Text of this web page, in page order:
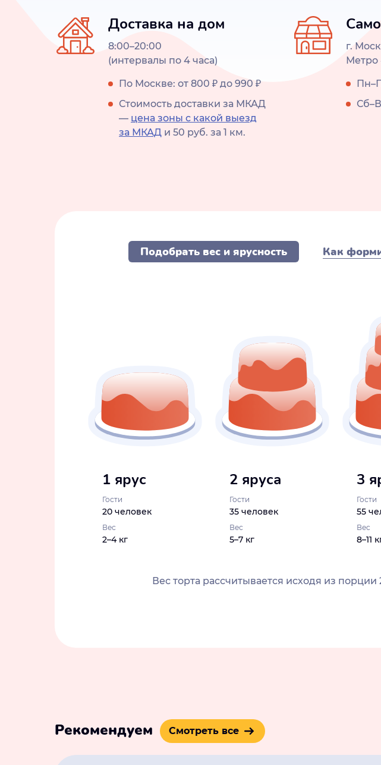
Доставка на дом
8:00–20:00
(интервалы по 4 часа)
По Москве: от 800 ₽ до 990 ₽
Стоимость доставки за МКАД
— цена зоны с какой выезд
за МКАД и 50 руб. за 1 км.
г.
Метро
Подобрать вес и ярусность Как
1 ярус
Гости
20 человек
Вес
2–4 кг
2 яруса
Гости
35 человек
Вес
5–7 кг
3
Гости
55
Вес
8–11
Вес торта рассчитывается исходя из
Рекомендуем Смотреть все